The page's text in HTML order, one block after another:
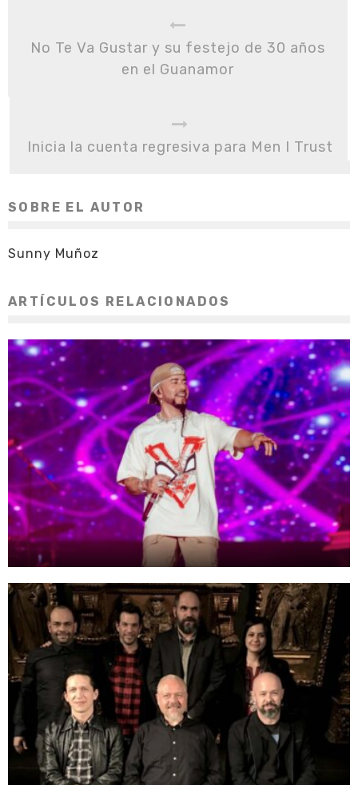
No Te Va Gustar y su festejo de 30 años
en el Guanamor
Inicia la cuenta regresiva para Men I Trust
SOBRE EL AUTOR
Sunny Muñoz
ARTÍCULOS RELACIONADOS